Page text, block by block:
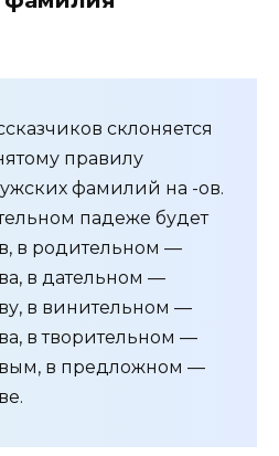
склоняется
правилу
фамилий на -ов.
падеже будет
в родительном —
в дательном —
в винительном —
в творительном —
в предложном —